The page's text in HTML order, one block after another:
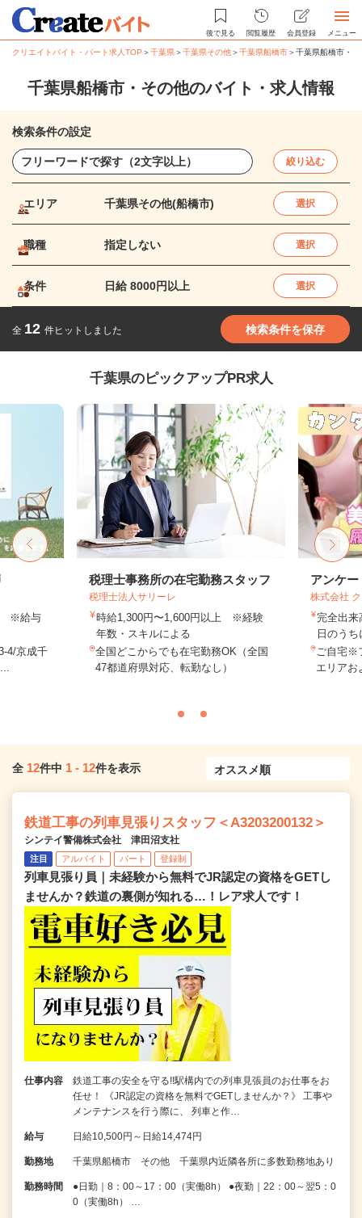
後で見る 閲覧履歴 会員登録 メニュー
クリエイトバイト・パート求人TOP ＞千葉県＞千葉県その他＞千葉県船橋市＞千葉県船橋市・
千葉県船橋市・その他のバイト・求人情報
検索条件の設定
絞り込む
エリア 千葉県その他(船橋市) 選択
職種 指定しない 選択
条件 日給 8000円以上 選択
全 12 件ヒットしました 検索条件を保存
千葉県のピックアップPR求人
※給与
4/京成千
税理士事務所の在宅勤務スタッフ
税理士法人サリーレ
時給1,300円〜1,600円以上 ※経験
年数・スキルによる
全国どこからでも在宅勤務OK（全国
47都道府県対応、転勤なし）
アンケ
株式会社
完全出
日のう
ご自宅※
エリアお
全 12件中 1 - 12件を表示
鉄道工事の列車見張りスタッフ＜A3203200132＞
シンテイ警備株式会社 津田沼支社
注目 アルバイト パート 登録制
列車見張り員｜未経験から無料でJR認定の資格をGETし
ませんか？鉄道の裏側が知れる…！レア求人です！
仕事内容
鉄道工事の安全を守る!!駅構内での列車見張員のお仕事をお
任せ！ 《JR認定の資格を無料でGETしませんか？》 工事や
メンテナンスを行う際に、 列車と作…
給与 日給10,500円～日給14,474円
勤務地 千葉県船橋市 その他 千葉県内近隣各所に多数勤務地あり
勤務時間
●日勤｜8：00～17：00（実働8h） ●夜勤｜22：00～翌5：0
0（実働8h） …